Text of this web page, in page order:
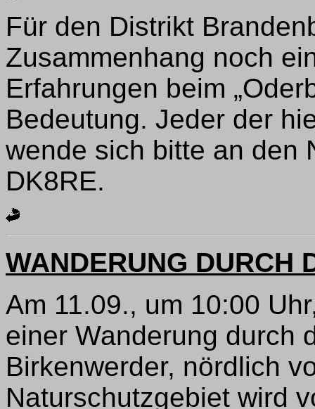
Für den Distrikt
Zusammenhang noch
Erfahrungen beim
Bedeutung. Jeder der
wende sich bitte an den
DK8RE.
WANDERUNG DURCH
Am 11.09., um 10:00
einer Wanderung durch
Birkenwerder, nördlich
Naturschutzgebiet wird